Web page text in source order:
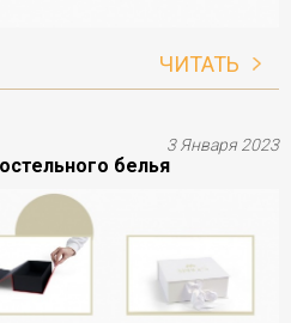
ЧИТАТЬ
белья
3 Января 2023